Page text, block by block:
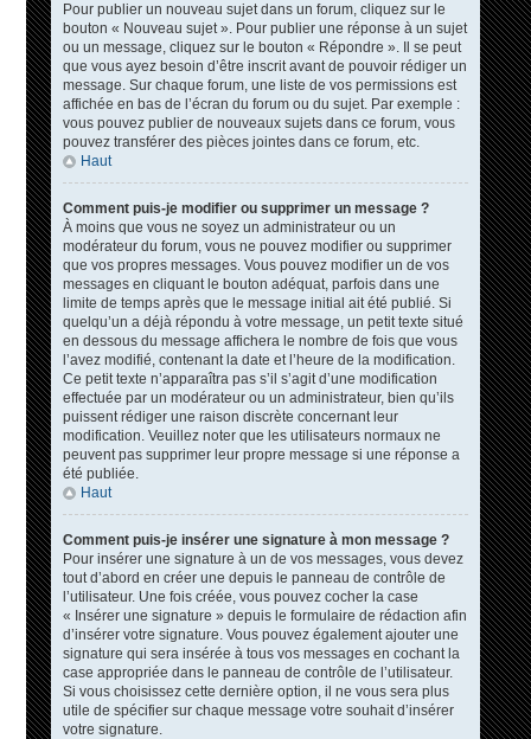
Pour publier un nouveau sujet dans un forum, cliquez sur le
bouton « Nouveau sujet ». Pour publier une réponse à un sujet
ou un message, cliquez sur le bouton « Répondre ». Il se peut
que vous ayez besoin d’être inscrit avant de pouvoir rédiger un
message. Sur chaque forum, une liste de vos permissions est
affichée en bas de l’écran du forum ou du sujet. Par exemple :
vous pouvez publier de nouveaux sujets dans ce forum, vous
pouvez transférer des pièces jointes dans ce forum, etc.
Haut
Comment puis-je modifier ou supprimer un message ?
À moins que vous ne soyez un administrateur ou un
modérateur du forum, vous ne pouvez modifier ou supprimer
que vos propres messages. Vous pouvez modifier un de vos
messages en cliquant le bouton adéquat, parfois dans une
limite de temps après que le message initial ait été publié. Si
quelqu’un a déjà répondu à votre message, un petit texte situé
en dessous du message affichera le nombre de fois que vous
l’avez modifié, contenant la date et l’heure de la modification.
Ce petit texte n’apparaîtra pas s’il s’agit d’une modification
effectuée par un modérateur ou un administrateur, bien qu’ils
puissent rédiger une raison discrète concernant leur
modification. Veuillez noter que les utilisateurs normaux ne
peuvent pas supprimer leur propre message si une réponse a
été publiée.
Haut
Comment puis-je insérer une signature à mon message ?
Pour insérer une signature à un de vos messages, vous devez
tout d’abord en créer une depuis le panneau de contrôle de
l’utilisateur. Une fois créée, vous pouvez cocher la case
« Insérer une signature » depuis le formulaire de rédaction afin
d’insérer votre signature. Vous pouvez également ajouter une
signature qui sera insérée à tous vos messages en cochant la
case appropriée dans le panneau de contrôle de l’utilisateur.
Si vous choisissez cette dernière option, il ne vous sera plus
utile de spécifier sur chaque message votre souhait d’insérer
votre signature.